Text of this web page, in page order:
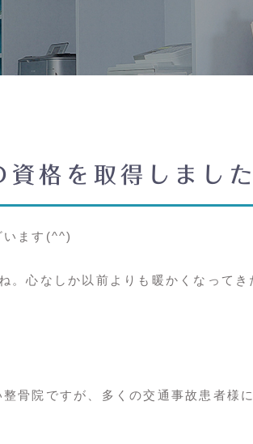
格を取得しました
います(^^)
。心なしか以前よりも暖かくなってき
骨院ですが、多くの交通事故患者様